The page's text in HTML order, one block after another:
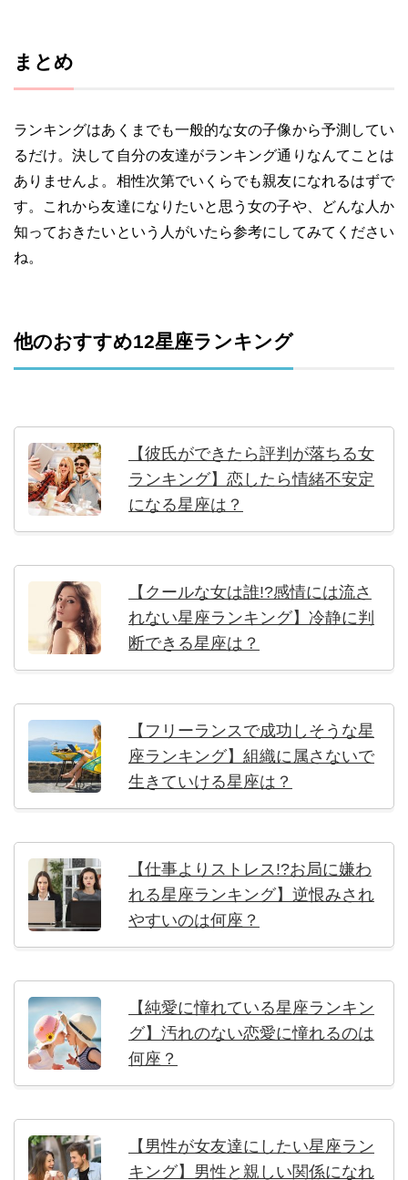
まとめ
ランキングはあくまでも一般的な女の子像から予測してい
るだけ。決して自分の友達がランキング通りなんてことは
ありませんよ。相性次第でいくらでも親友になれるはずで
す。これから友達になりたいと思う女の子や、どんな人か
知っておきたいという人がいたら参考にしてみてください
ね。
他のおすすめ12星座ランキング
【彼氏ができたら評判が落ちる女
ランキング】恋したら情緒不安定
になる星座は？
【クールな女は誰!?感情には流さ
れない星座ランキング】冷静に判
断できる星座は？
【フリーランスで成功しそうな星
座ランキング】組織に属さないで
生きていける星座は？
【仕事よりストレス!?お局に嫌わ
れる星座ランキング】逆恨みされ
やすいのは何座？
【純愛に憧れている星座ランキン
グ】汚れのない恋愛に憧れるのは
何座？
【男性が女友達にしたい星座ラン
キング】男性と親しい関係になれ